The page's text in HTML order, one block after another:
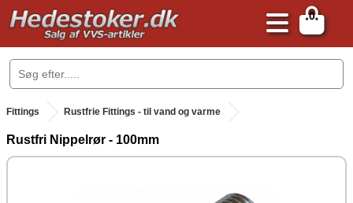
0
.
Fittings Rustfrie Fittings - til vand og varme
Rustfri Nippelrør - 100mm